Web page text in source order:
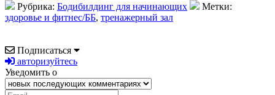
Рубрика: Бодибилдинг для начинающих
Метки:
здоровье и фитнес/ББ, тренажерный зал
Подписаться
авторизуйтесь
Уведомить о